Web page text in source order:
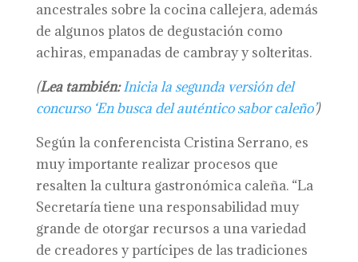
ancestrales sobre la cocina callejera, además
de algunos platos de degustación como
achiras, empanadas de cambray y solteritas.
(Lea también:Inicia la segunda versión del
concurso ‘En busca del auténtico sabor caleño’)
Según la conferencista Cristina Serrano, es
muy importante realizar procesos que
resalten la cultura gastronómica caleña. “La
Secretaría tiene una responsabilidad muy
grande de otorgar recursos a una variedad
de creadores y partícipes de las tradiciones